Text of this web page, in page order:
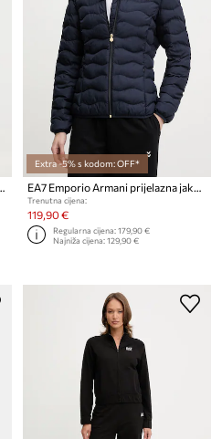
Extra -5% s kodom: OFF*
Trenutna cijena:
119,90 €
Regularna cijena:179,90 €
Najniža cijena:129,90 €